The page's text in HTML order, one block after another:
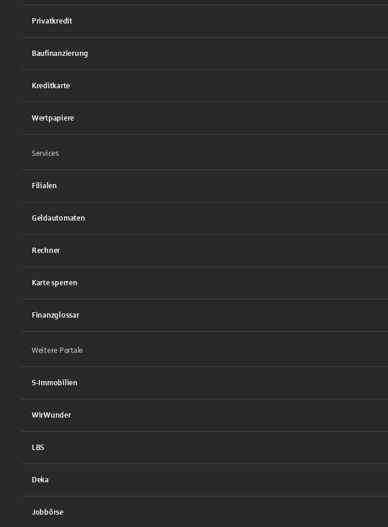
Privatkredit
Baufinanzierung
Kreditkarte
Wertpapiere
Services
Filialen
Geldautomaten
Rechner
Karte sperren
Finanzglossar
Weitere Portale
S-Immobilien
WirWunder
LBS
Deka
Jobbörse